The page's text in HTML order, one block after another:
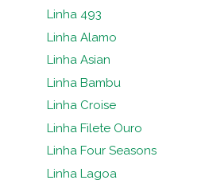
Linha 493
Linha Alamo
Linha Asian
Linha Bambu
Linha Croise
Linha Filete Ouro
Linha Four Seasons
Linha Lagoa